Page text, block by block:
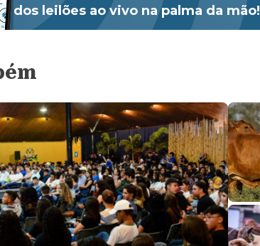
dos leilões ao vivo na palma da mão!